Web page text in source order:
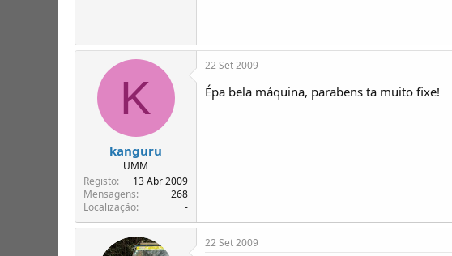
o
K
kanguru
UMM
Registo
13 Abr 2009
Mensagens
268
Localização
-
22 Set 2009
Épa bela máquina, parabens ta muito fixe!
22 Set 2009